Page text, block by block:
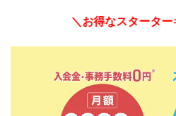
＼お得なスターター